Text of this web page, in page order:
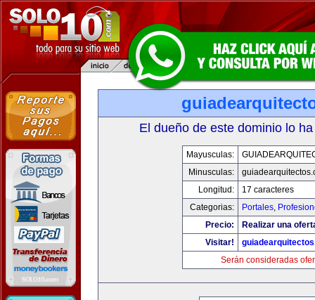
El dueño de este dominio lo
Mayusculas:
Minusculas:
Longitud:
17 caracteres
Categorias:
Portales,
Precio:
Realizar una
Visitar!
Serán consideradas